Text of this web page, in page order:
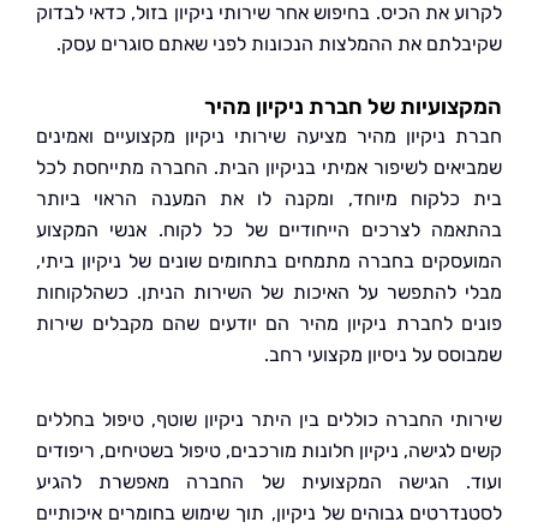
את הכיס. בחיפוש אחר שירותי ניקיון בזול, כדאי לבדוק
את ההמלצות הנכונות לפני שאתם סוגרים עסק.
של חברת ניקיון מהיר
ניקיון מהיר מציעה שירותי ניקיון מקצועיים ואמינים
לשיפור אמיתי בניקיון הבית. החברה מתייחסת לכל
כלקוח מיוחד, ומקנה לו את המענה הראוי ביותר
לצרכים הייחודיים של כל לקוח. אנשי המקצוע
בחברה מתמחים בתחומים שונים של ניקיון ביתי,
להתפשר על האיכות של השירות הניתן. כשהלקוחות
לחברת ניקיון מהיר הם יודעים שהם מקבלים שירות
על ניסיון מקצועי רחב.
החברה כוללים בין היתר ניקיון שוטף, טיפול בחללים
לגישה, ניקיון חלונות מורכבים, טיפול בשטיחים, ריפודים
הגישה המקצועית של החברה מאפשרת להגיע
גבוהים של ניקיון, תוך שימוש בחומרים איכותיים